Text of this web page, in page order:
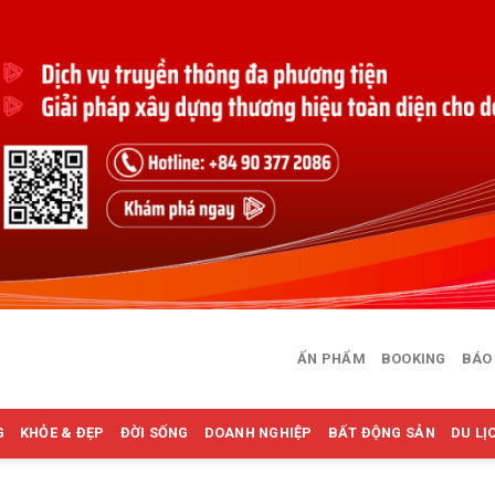
ẤN PHẨM BOOKING
KHỎE & ĐẸP ĐỜI SỐNG DOANH NGHIỆP BẤT ĐỘNG SẢN DU